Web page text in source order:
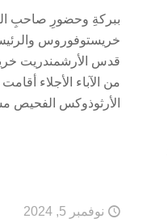
ببركةِ وحضورِ صاحبِ
خريستوفوروس
قدس الأرشمندريت
من الآباء الأجلاء
الأرثوذوكس الفحيص
نوفمبر 5, 2024